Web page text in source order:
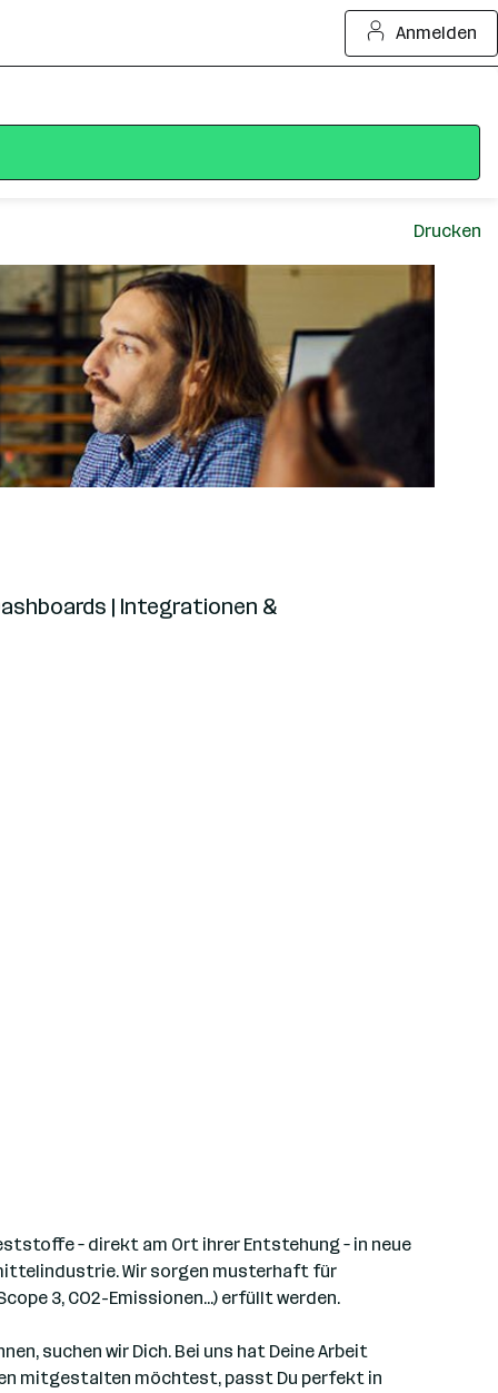
Anmelden
Drucken
| Integrationen &
– direkt am Ort ihrer Entstehung – in neue
Wir sorgen musterhaft für
3, CO2-Emissionen...) erfüllt werden.
suchen wir Dich. Bei uns hat Deine Arbeit
mitgestalten möchtest, passt Du perfekt in